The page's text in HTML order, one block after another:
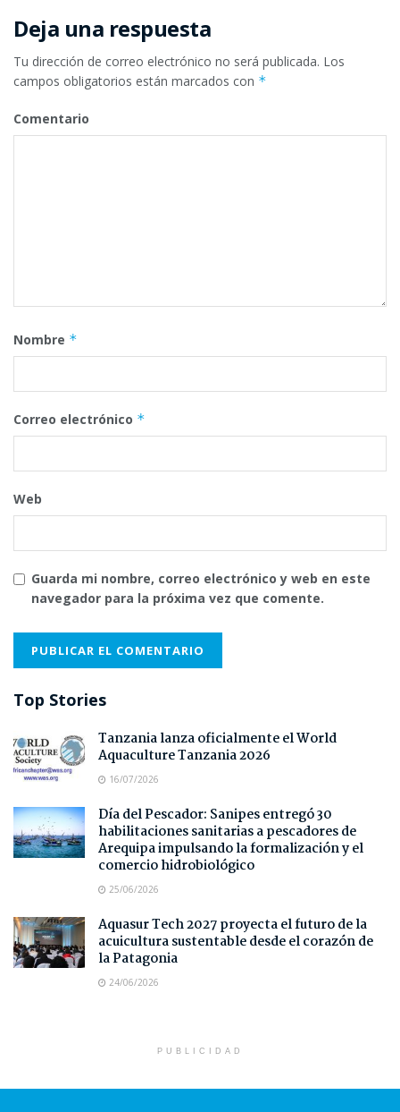
Deja una respuesta
Tu dirección de correo electrónico no será publicada. Los
campos obligatorios están marcados con *
Comentario
Nombre *
Correo electrónico *
Web
Guarda mi nombre, correo electrónico y web en este
navegador para la próxima vez que comente.
Top Stories
Tanzania lanza oficialmente el World
Aquaculture Tanzania 2026
16/07/2026
Día del Pescador: Sanipes entregó 30
habilitaciones sanitarias a pescadores de
Arequipa impulsando la formalización y el
comercio hidrobiológico
25/06/2026
Aquasur Tech 2027 proyecta el futuro de la
acuicultura sustentable desde el corazón de
la Patagonia
24/06/2026
PUBLICIDAD